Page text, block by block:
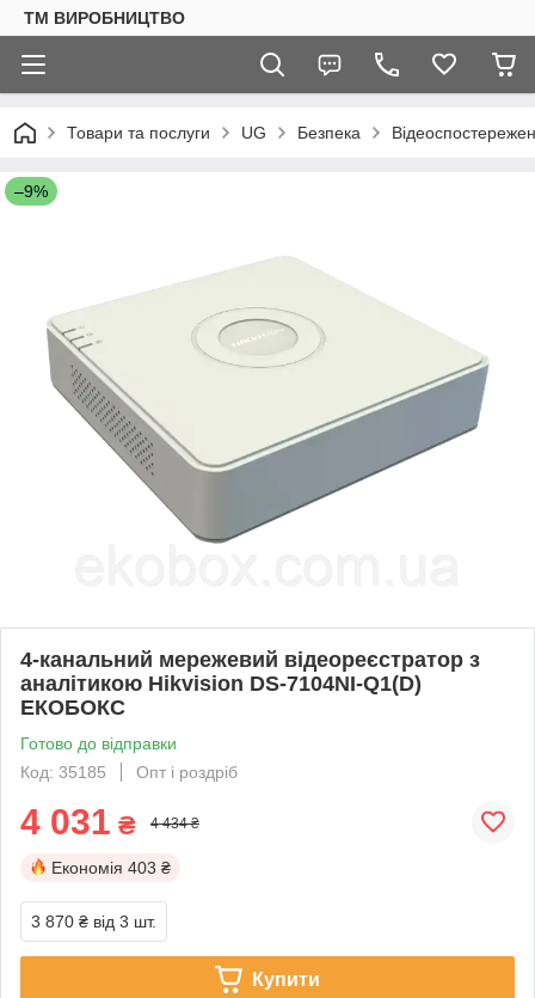
ТМ ВИРОБНИЦТВО
Товари та послуги UG Безпека
–9%
4-канальний мережевий відеореєстратор з
аналітикою Hikvision DS-7104NI-Q1(D)
ЕКОБОКС
Готово до відправки
Код: 35185
Опт і роздріб
4 031 ₴ 4 434 ₴
Економія 403 ₴
3 870 ₴ від 3 шт.
Купити